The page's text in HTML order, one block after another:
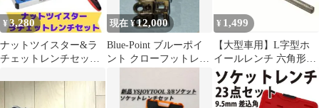
¥3,280
ナットツイスター&ラ
チェットレンチセッ
し ナット外し
現在 ¥12,000
Blue-Point ブルーポイ
ント クローフットレン
¥ 1,499
【大型車用】L字型ホ
イールレンチ 六角形ソ
ケット 対辺2.5㎝